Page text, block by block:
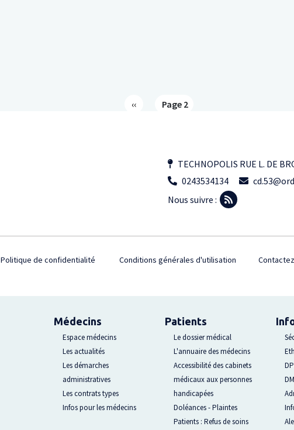
Page précédente
‹‹ Page 2
TECHNOPOLIS RUE L. DE
0243534134
Nous suivre :
Politique de confidentialité Conditions générales d'utilisation
Médecins
Espace médecins
Les actualités
Les démarches
administratives
Les contrats types
Infos pour les médecins
Patients
Le dossier médical
L'annuaire des médecins
Accessibilité des cabinets
médicaux aux personnes
handicapées
Doléances - Plaintes
Patients : Refus de soins